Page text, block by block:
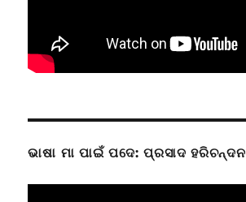
ଭାଷା ମା ପାଇଁ ପଦେ: ପ୍ରସାଦ ହରିଚନ୍ଦନ